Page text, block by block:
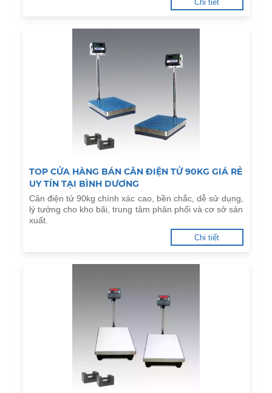
Chi tiết
TOP CỬA HÀNG BÁN CÂN ĐIỆN TỬ 90KG GIÁ RẺ
UY TÍN TẠI BÌNH DƯƠNG
Cân điện tử 90kg chính xác cao, bền chắc, dễ sử dụng,
lý tưởng cho kho bãi, trung tâm phân phối và cơ sở sản
xuất.
Chi tiết